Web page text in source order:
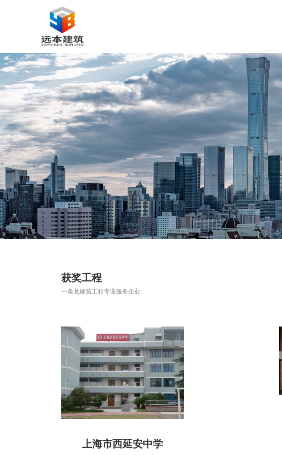
获奖工程
一条龙建筑工程专业服务企业
上海市西延安中学